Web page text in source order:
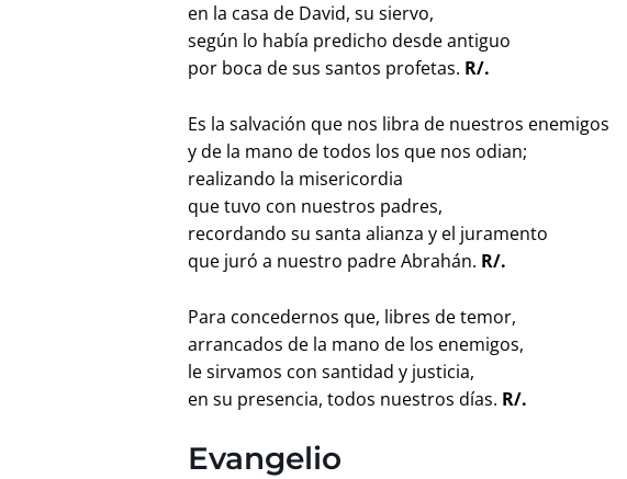
en la casa de David, su siervo,
según lo había predicho desde antiguo
por boca de sus santos profetas. R/.
Es la salvación que nos libra de nuestros enemigos
y de la mano de todos los que nos odian;
realizando la misericordia
que tuvo con nuestros padres,
recordando su santa alianza y el juramento
que juró a nuestro padre Abrahán. R/.
Para concedernos que, libres de temor,
arrancados de la mano de los enemigos,
le sirvamos con santidad y justicia,
en su presencia, todos nuestros días. R/.
Evangelio